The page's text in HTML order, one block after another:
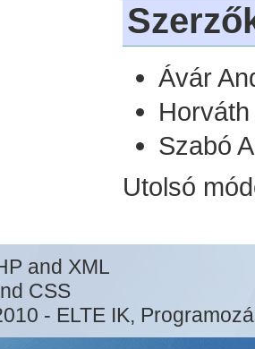
Ávár
Szabó
Utolsó
and XML
CSS
- ELTE IK,